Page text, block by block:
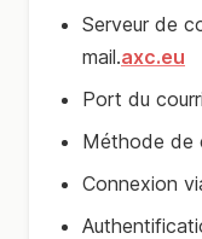
Serveur de
mail.axc.eu
Port du
Méthode de
Connexion